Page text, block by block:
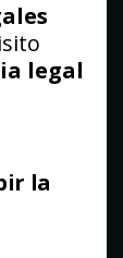
legal
la